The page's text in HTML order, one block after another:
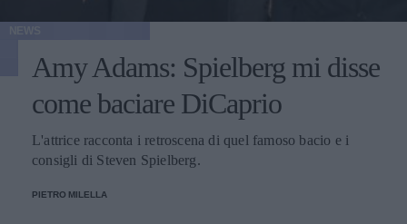
Amy Adams: Spielberg mi disse
come baciare DiCaprio
L'attrice racconta i retroscena di quel famoso bacio e i
consigli di Steven Spielberg.
PIETRO MILELLA